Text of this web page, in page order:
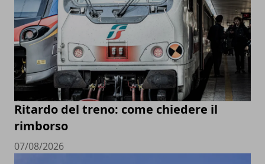
Ritardo del treno: come chiedere il
rimborso
07/08/2026